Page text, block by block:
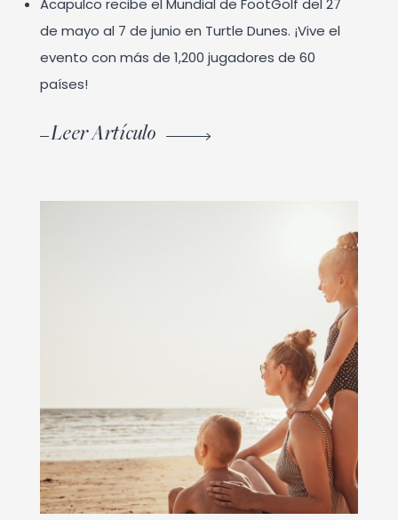
Acapulco recibe el Mundial de FootGolf del 27
de mayo al 7 de junio en Turtle Dunes. ¡Vive el
evento con más de 1,200 jugadores de 60
países!
Leer Artículo